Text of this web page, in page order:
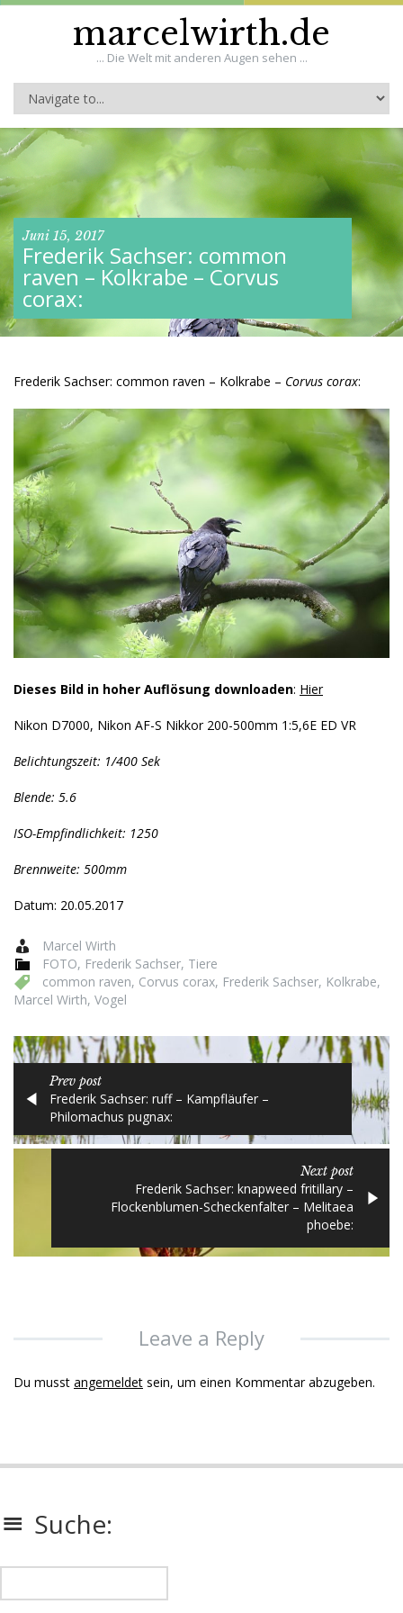
marcelwirth.de
... Die Welt mit anderen Augen sehen ...
Juni 15, 2017
Frederik Sachser: common
raven – Kolkrabe – Corvus
corax:
Frederik Sachser: common raven – Kolkrabe – Corvus corax:
Dieses Bild in hoher Auflösung downloaden: Hier
Nikon D7000, Nikon AF-S Nikkor 200-500mm 1:5,6E ED VR
Belichtungszeit: 1/400 Sek
Blende: 5.6
ISO-Empfindlichkeit: 1250
Brennweite: 500mm
Datum: 20.05.2017
Marcel Wirth
FOTO, Frederik Sachser, Tiere
common raven, Corvus corax, Frederik Sachser, Kolkrabe,
Marcel Wirth, Vogel
Prev post
Frederik Sachser: ruff – Kampfläufer –
Philomachus pugnax:
Next post
Frederik Sachser: knapweed fritillary –
Flockenblumen-Scheckenfalter – Melitaea
phoebe:
Leave a Reply
Du musst angemeldet sein, um einen Kommentar abzugeben.
Suche: